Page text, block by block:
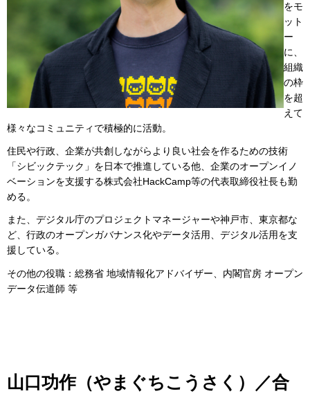
をモ
ット
ー
に、
組織
の枠
を超
えて
様々なコミュニティで積極的に活動。
住民や行政、企業が共創しながらより良い社会を作るための技術
「シビックテック」を日本で推進している他、企業のオープンイノ
ベーションを支援する株式会社HackCamp等の代表取締役社長も勤
める。
また、デジタル庁のプロジェクトマネージャーや神戸市、東京都な
ど、行政のオープンガバナンス化やデータ活用、デジタル活用を支
援している。
その他の役職：総務省 地域情報化アドバイザー、内閣官房 オープン
データ伝道師 等
山口功作（やまぐちこうさく）／合